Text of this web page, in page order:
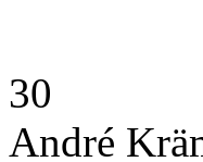
30
André